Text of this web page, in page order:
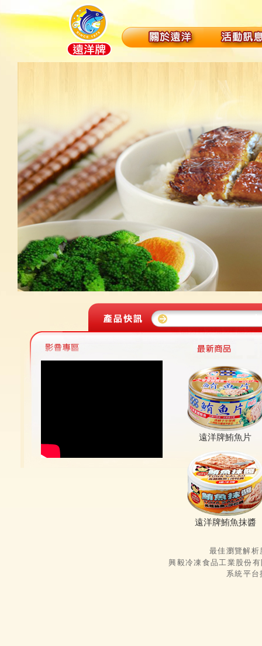
遠洋牌鮪魚片
遠洋牌鮪魚抹醬
最佳瀏覽解
興毅冷凍食品工業股
系統平